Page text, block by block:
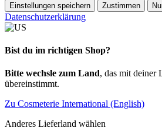
Einstellungen speichern Zustimmen
Datenschutzerklärung
Bist du im richtigen Shop?
Bitte wechsle zum Land, das mit deiner
übereinstimmt.
Zu Cosmeterie International (English)
Anderes Lieferland wählen